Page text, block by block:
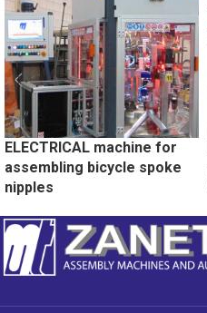
ELECTRICAL machine for
assembling bicycle spoke
nipples